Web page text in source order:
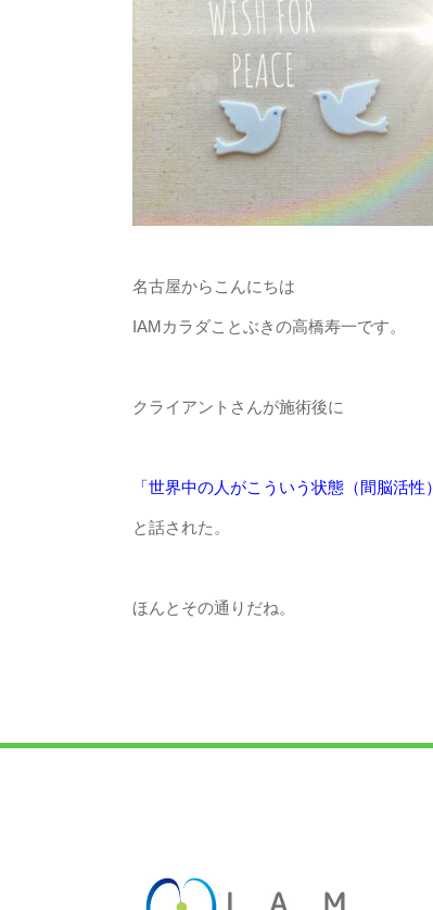
名古屋からこんにちは
IAMカラダことぶきの高橋寿一です。
クライアントさんが施術後に
「世界中の人がこういう状態（間脳活
と話された。
ほんとその通りだね。